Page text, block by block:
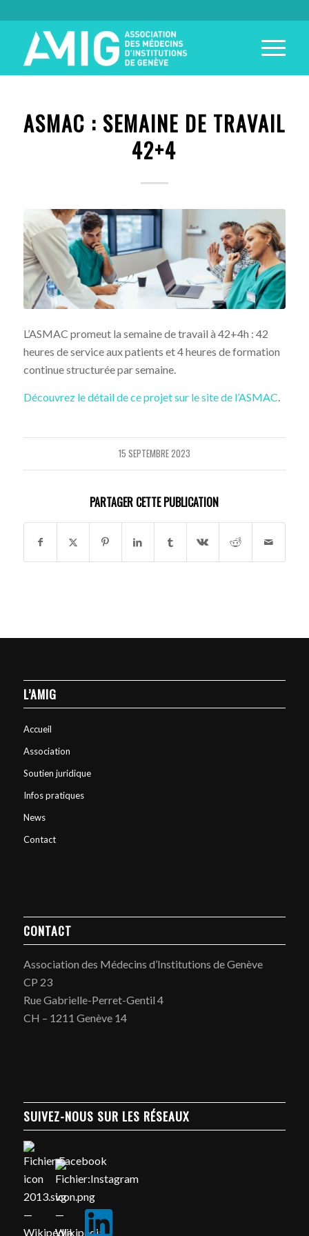
ASMAC : SEMAINE DE TRAVAIL
42+4
L’ASMAC promeut la semaine de travail à 42+4h : 42
heures de service aux patients et 4 heures de formation
continue structurée par semaine.
Découvrez le détail de ce projet sur le site de l’ASMAC.
15 SEPTEMBRE 2023
PARTAGER CETTE PUBLICATION
L’AMIG
Accueil
Association
Soutien juridique
Infos pratiques
News
Contact
CONTACT
Association des Médecins d’Institutions de Genève
CP 23
Rue Gabrielle-Perret-Gentil 4
CH – 1211 Genève 14
SUIVEZ-NOUS SUR LES RÉSEAUX